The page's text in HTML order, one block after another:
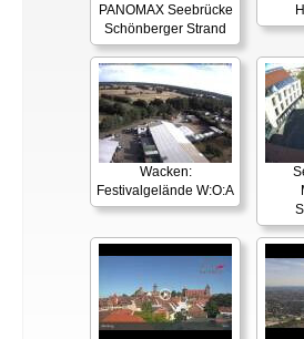
PANOMAX Seebrücke
Schönberger Strand
Wacken:
Festivalgelände W:O:A